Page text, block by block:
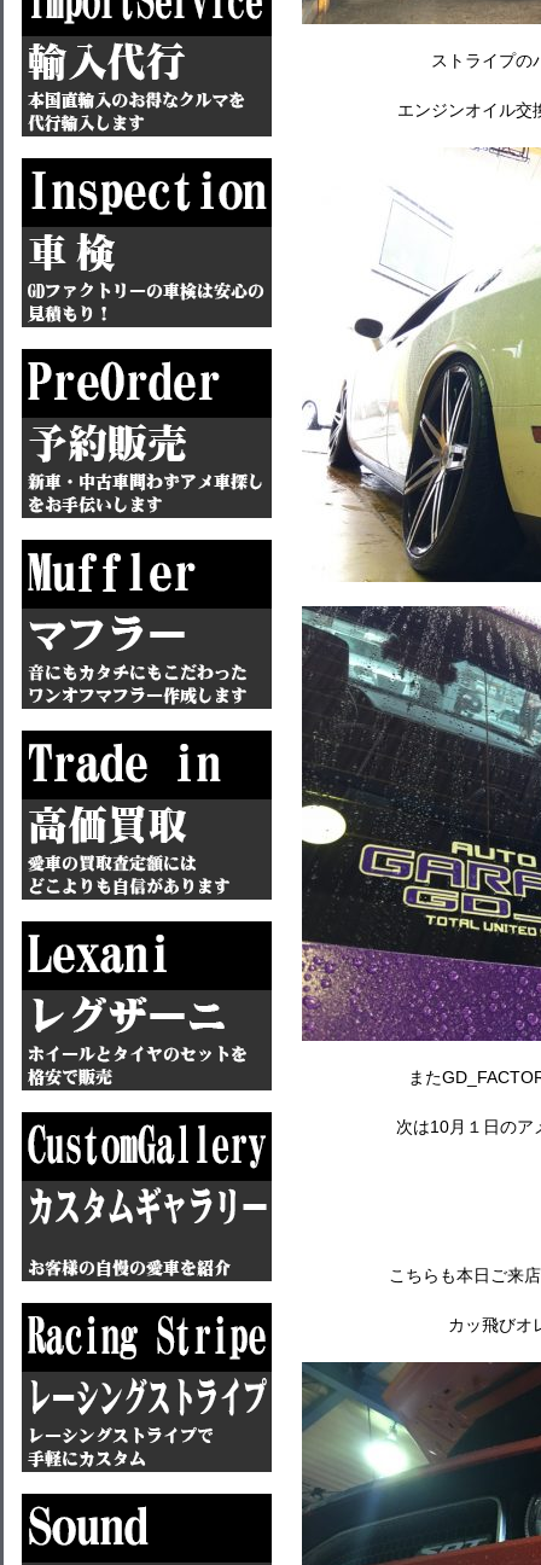
ストライプ
エンジンオイル
また
次は10月１日のア
こちらも本日ご来
カッ飛び